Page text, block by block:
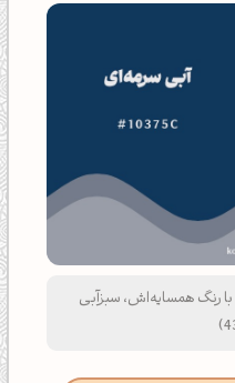
رنگ همسایه‌اش، سبزآبی